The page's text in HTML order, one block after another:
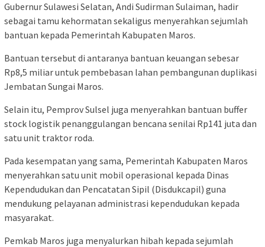
Gubernur Sulawesi Selatan, Andi Sudirman Sulaiman, hadir
sebagai tamu kehormatan sekaligus menyerahkan sejumlah
bantuan kepada Pemerintah Kabupaten Maros.
Bantuan tersebut di antaranya bantuan keuangan sebesar
Rp8,5 miliar untuk pembebasan lahan pembangunan duplikasi
Jembatan Sungai Maros.
Selain itu, Pemprov Sulsel juga menyerahkan bantuan buffer
stock logistik penanggulangan bencana senilai Rp141 juta dan
satu unit traktor roda.
Pada kesempatan yang sama, Pemerintah Kabupaten Maros
menyerahkan satu unit mobil operasional kepada Dinas
Kependudukan dan Pencatatan Sipil (Disdukcapil) guna
mendukung pelayanan administrasi kependudukan kepada
masyarakat.
Pemkab Maros juga menyalurkan hibah kepada sejumlah